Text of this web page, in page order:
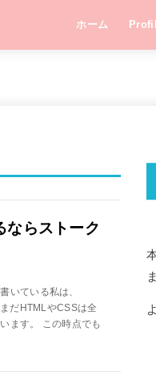
ホーム
ならストーク
いている私は、
だHTMLやCSSは全
ます。 この時点でも